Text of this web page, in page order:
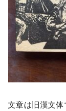
文章は旧漢文